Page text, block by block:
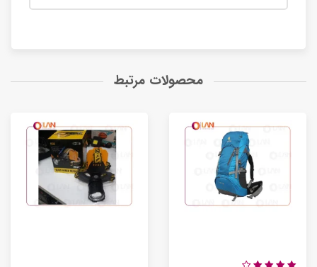
محصولات مرتبط